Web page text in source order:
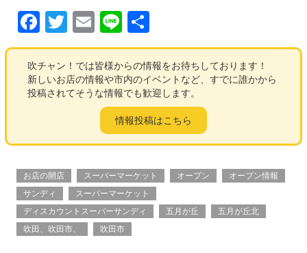
F
a
c
e
o
k
T
wi
tt
er
E
m
ail
Li
n
e
有
吹チャン！では皆様からの情報をお待ちしております！
新しいお店の情報や市内のイベントなど、すでに誰かから
投稿されてそうな情報でも歓迎します。
情報投稿はこちら
お店の開店 スーパーマーケット オープン
オープン情報
サンディ
スーパーマーケット
ディスカウントスーパーサンディ
五月が丘
五月が丘北
吹田、吹田市、
吹田市